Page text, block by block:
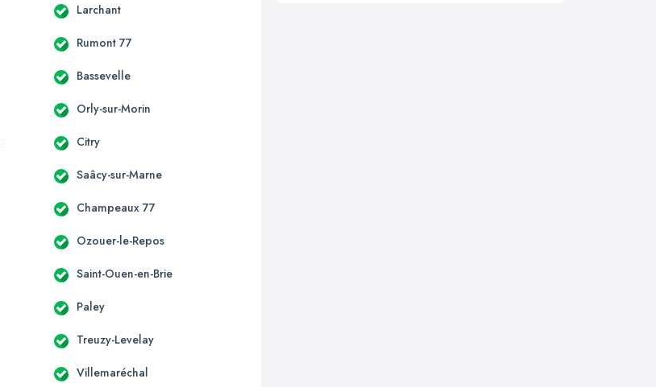
Larchant
Rumont 77
Bassevelle
Orly-sur-Morin
Citry
Saâcy-sur-Marne
Champeaux 77
Ozouer-le-Repos
Saint-Ouen-en-Brie
Paley
Treuzy-Levelay
Villemaréchal